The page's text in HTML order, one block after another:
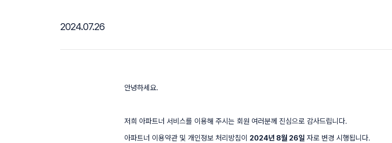
2024.07.26
안녕하세요.
저희 아파트너 서비스를 이용해 주시는 회원 여러분께 진심으로 감사드립니다.
아파트너 이용약관 및 개인정보 처리방침이 2024년 8월 26일 자로 변경 시행됩니다.